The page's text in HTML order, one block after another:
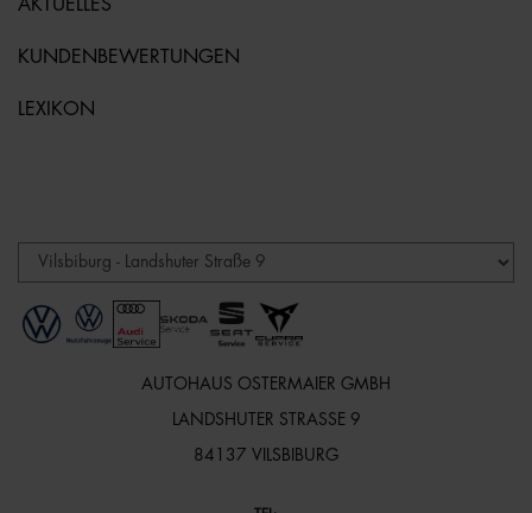
AKTUELLES
KUNDENBEWERTUNGEN
LEXIKON
AUTOHAUS OSTERMAIER GMBH
LANDSHUTER STRASSE 9
84137 VILSBIBURG